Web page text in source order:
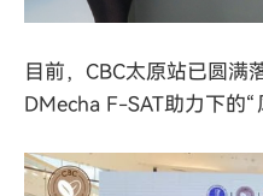
目前，CBC太原站已圆满
DMecha F-SAT助力下的“